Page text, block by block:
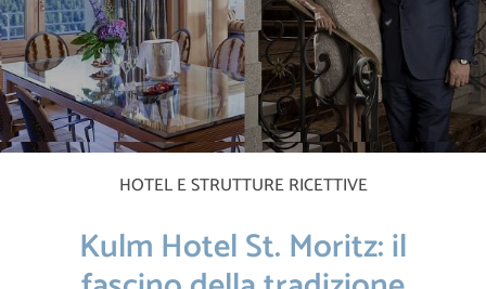
HOTEL E STRUTTURE RICETTIVE
Kulm Hotel St. Moritz: il